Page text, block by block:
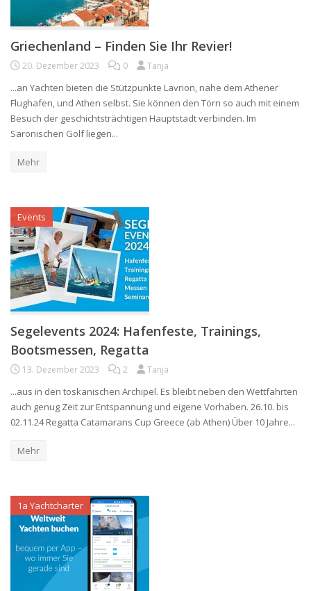
Griechenland – Finden Sie Ihr Revier!
20. Dezember 2023 0 Tanja
...an Yachten bieten die Stützpunkte Lavrion, nahe dem Athener
Flughafen, und Athen selbst. Sie können den Törn so auch mit einem
Besuch der geschichtsträchtigen Hauptstadt verbinden. Im
Saronischen Golf liegen...
Mehr
Events
Segelevents 2024: Hafenfeste, Trainings,
Bootsmessen, Regatta
13. Dezember 2023 2 Tanja
...aus in den toskanischen Archipel. Es bleibt neben den Wettfahrten
auch genug Zeit zur Entspannung und eigene Vorhaben. 26.10. bis
02.11.24 Regatta Catamarans Cup Greece (ab Athen) Über 10 Jahre...
Mehr
1a Yachtcharter